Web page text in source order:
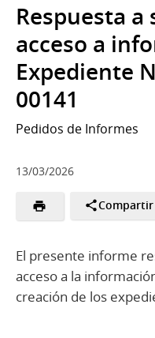
Respuesta
acceso a
Expediente
00141
Pedidos de Informes
13/03/2026
Compartir
El presente informe
acceso a la
creación de los